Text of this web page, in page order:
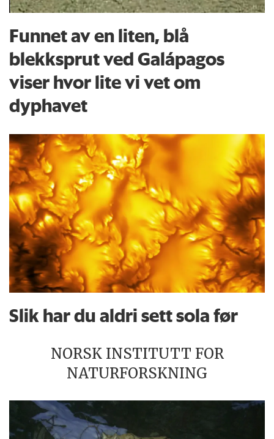
Funnet av en liten, blå
blekksprut ved Galápagos
viser hvor lite vi vet om
dyphavet
Slik har du aldri sett sola før
NORSK INSTITUTT FOR
NATURFORSKNING